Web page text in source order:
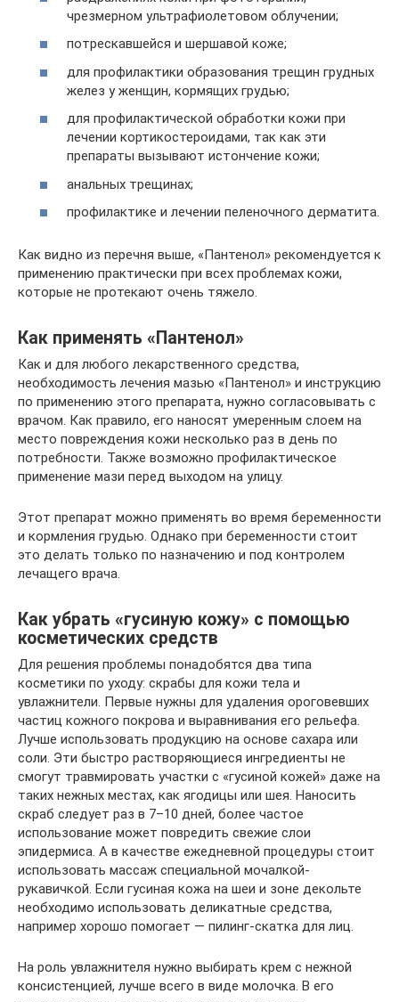
чрезмерном ультрафиолетовом облучении;
потрескавшейся и шершавой коже;
для профилактики образования трещин грудных
желез у женщин, кормящих грудью;
для профилактической обработки кожи при
лечении кортикостероидами, так как эти
препараты вызывают истончение кожи;
анальных трещинах;
профилактике и лечении пеленочного дерматита.
Как видно из перечня выше, «Пантенол» рекомендуется к
применению практически при всех проблемах кожи,
которые не протекают очень тяжело.
Как применять «Пантенол»
Как и для любого лекарственного средства,
необходимость лечения мазью «Пантенол» и инструкцию
по применению этого препарата, нужно согласовывать с
врачом. Как правило, его наносят умеренным слоем на
место повреждения кожи несколько раз в день по
потребности. Также возможно профилактическое
применение мази перед выходом на улицу.
Этот препарат можно применять во время беременности
и кормления грудью. Однако при беременности стоит
это делать только по назначению и под контролем
лечащего врача.
Как убрать «гусиную кожу» с помощью
косметических средств
Для решения проблемы понадобятся два типа
косметики по уходу: скрабы для кожи тела и
увлажнители. Первые нужны для удаления ороговевших
частиц кожного покрова и выравнивания его рельефа.
Лучше использовать продукцию на основе сахара или
соли. Эти быстро растворяющиеся ингредиенты не
смогут травмировать участки с «гусиной кожей» даже на
таких нежных местах, как ягодицы или шея. Наносить
скраб следует раз в 7–10 дней, более частое
использование может повредить свежие слои
эпидермиса. А в качестве ежедневной процедуры стоит
использовать массаж специальной мочалкой-
рукавичкой. Если гусиная кожа на шеи и зоне декольте
необходимо использовать деликатные средства,
например хорошо помогает — пилинг-скатка для лиц.
На роль увлажнителя нужно выбирать крем с нежной
консистенцией, лучше всего в виде молочка. В его